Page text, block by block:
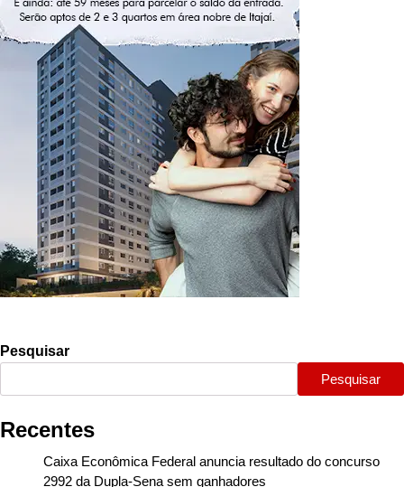
Pesquisar
Pesquisar
Recentes
Caixa Econômica Federal anuncia resultado do concurso
2992 da Dupla-Sena sem ganhadores